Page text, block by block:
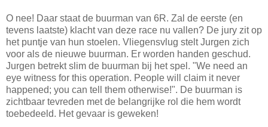
O nee! Daar staat de buurman van 6R. Zal de eerste (en
tevens laatste) klacht van deze race nu vallen? De jury zit op
het puntje van hun stoelen. Vliegensvlug stelt Jurgen zich
voor als de nieuwe buurman. Er worden handen geschud.
Jurgen betrekt slim de buurman bij het spel. "We need an
eye witness for this operation. People will claim it never
happened; you can tell them otherwise!". De buurman is
zichtbaar tevreden met de belangrijke rol die hem wordt
toebedeeld. Het gevaar is geweken!